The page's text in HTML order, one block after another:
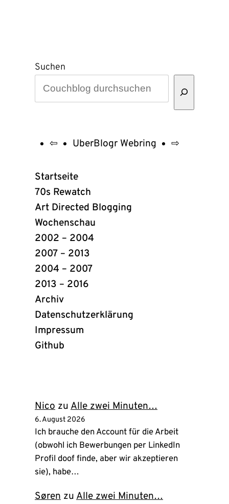
Suchen
UberBlogr
Webring
Links
⇦ UberBlogr Webring ⇨
Startseite
70s Rewatch
Art Directed Blogging
Wochenschau
2002 – 2004
2007 – 2013
2004 – 2007
2013 – 2016
Archiv
Datenschutzerklärung
Impressum
Github
Nico zu Alle zwei Minuten…
6. August 2026
Ich brauche den Account für die Arbeit
(obwohl ich Bewerbungen per LinkedIn
Profil doof finde, aber wir akzeptieren
sie), habe…
Søren zu Alle zwei Minuten…